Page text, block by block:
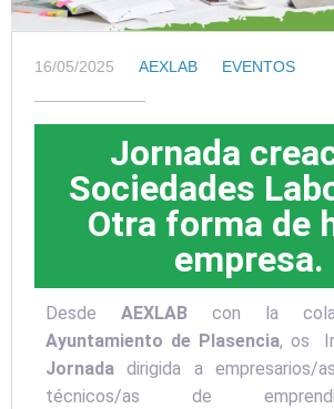
16/05/2025 AEXLAB EVENTOS
Jornada
Sociedades
Otra forma de
empresa.
Desde AEXLAB con la
Ayuntamiento de Plasencia, os
Jornadadirigida a empresarios/
técnicos/as de